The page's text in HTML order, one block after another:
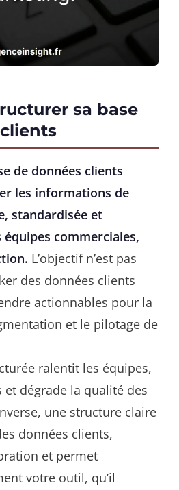
sa base
de données clients
les informations de
standardisée et
commerciales,
L’objectif n’est pas
des données clients
actionnables pour la
et le pilotage de
ralentit les équipes,
et dégrade la qualité des
une structure claire
données clients,
et permet
votre outil, qu’il